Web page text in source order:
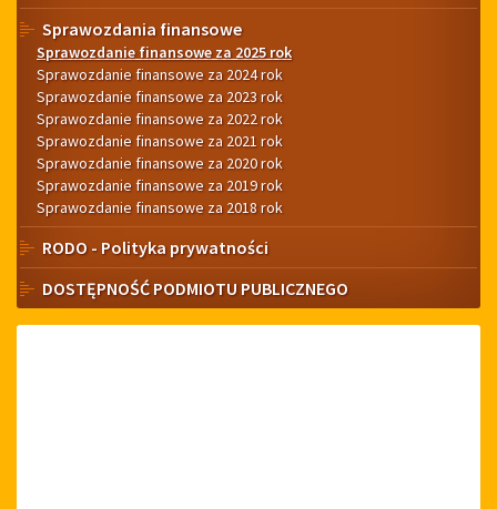
Sprawozdania finansowe
Sprawozdanie finansowe za 2025 rok
Sprawozdanie finansowe za 2024 rok
Sprawozdanie finansowe za 2023 rok
Sprawozdanie finansowe za 2022 rok
Sprawozdanie finansowe za 2021 rok
Sprawozdanie finansowe za 2020 rok
Sprawozdanie finansowe za 2019 rok
Sprawozdanie finansowe za 2018 rok
RODO - Polityka prywatności
DOSTĘPNOŚĆ PODMIOTU PUBLICZNEGO